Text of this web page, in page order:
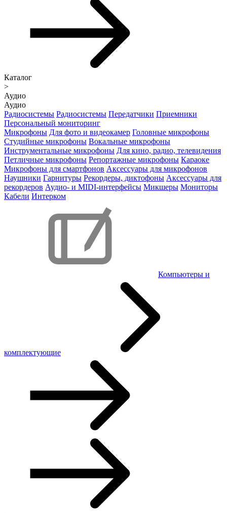
Каталог
>
Аудио
Аудио
Радиосистемы Радиосистемы Передатчики Приемники
Персональный мониторинг
Микрофоны Для фото и видеокамер Головные микрофоны
Студийные микрофоны Вокальные микрофоны
Инструментальные микрофоны Для кино, радио, телевидения
Петличные микрофоны Репортажные микрофоны Караоке
Микрофоны для смартфонов Аксессуары для микрофонов
Наушники Гарнитуры Рекордеры, диктофоны Аксессуары для
рекордеров Аудио- и MIDI-интерфейсы Микшеры Мониторы
Кабели Интерком
Компьютеры и
комплектующие